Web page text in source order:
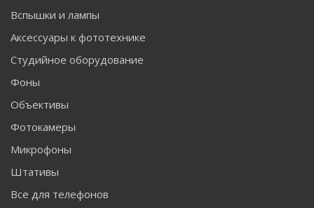
Вспышки и лампы
Аксессуары к фототехнике
Студийное оборудование
Фоны
Объективы
Фотокамеры
Микрофоны
Штативы
Все для телефонов